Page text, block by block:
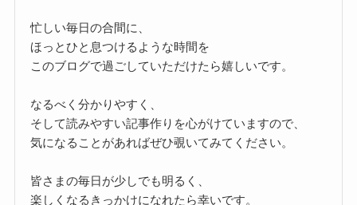
忙しい毎日の合間に、
ほっとひと息つけるような時間を
このブログで過ごしていただけたら嬉しいです。
なるべく分かりやすく、
そして読みやすい記事作りを心がけていますので、
気になることがあればぜひ覗いてみてください。
皆さまの毎日が少しでも明るく、
楽しくなるきっかけになれたら幸いです。